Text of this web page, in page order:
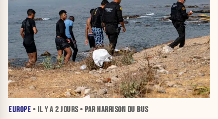
EUROPE • IL Y A 2 JOURS• PAR HARRISON DU BUS